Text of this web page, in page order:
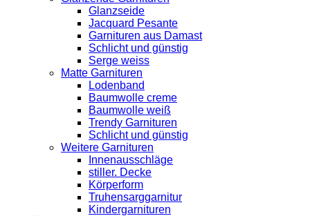
Glanzseide
Jacquard Pesante
Garnituren aus Damast
Schlicht und günstig
Serge weiss
Matte Garnituren
Lodenband
Baumwolle creme
Baumwolle weiß
Trendy Garnituren
Schlicht und günstig
Weitere Garnituren
Innenausschläge
stiller. Decke
Körperform
Truhensarggarnitur
Kindergarnituren